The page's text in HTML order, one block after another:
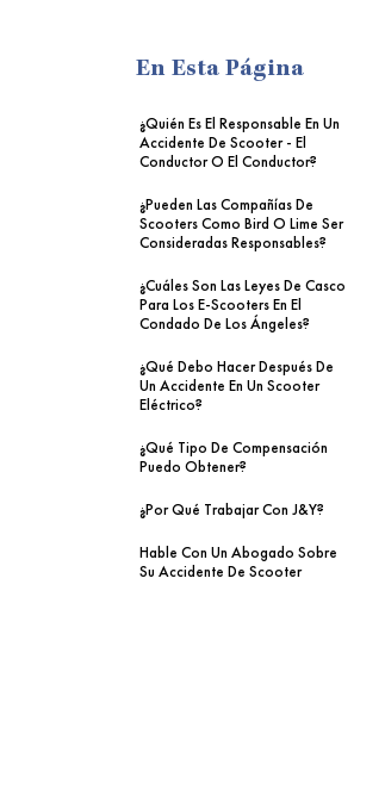
En Esta Página
¿Quién Es El Responsable En Un
Accidente De Scooter - El
Conductor O El Conductor?
¿Pueden Las Compañías De
Scooters Como Bird O Lime Ser
Consideradas Responsables?
¿Cuáles Son Las Leyes De Casco
Para Los E-Scooters En El
Condado De Los Ángeles?
¿Qué Debo Hacer Después De
Un Accidente En Un Scooter
Eléctrico?
¿Qué Tipo De Compensación
Puedo Obtener?
¿Por Qué Trabajar Con J&Y?
Hable Con Un Abogado Sobre
Su Accidente De Scooter